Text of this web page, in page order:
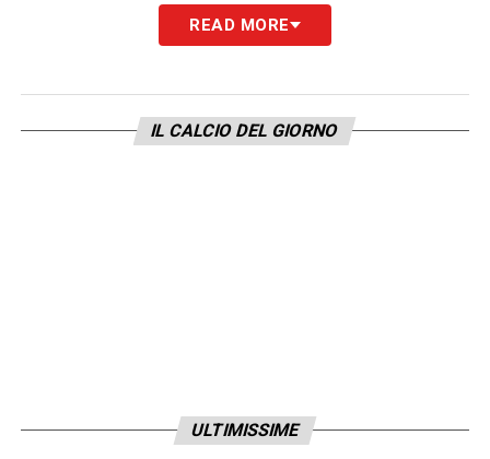
«Il procedimento è stato riaperto il 10
morte a Berlino, che potrebbero dare
READ MORE
IL CALCIO DEL GIORNO
ULTIMISSIME